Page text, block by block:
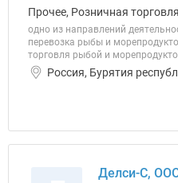
Прочее, Розничная
одно из направлений
перевозка рыбы и
торговля рыбой и
Россия, Бурятия
Делси-С,